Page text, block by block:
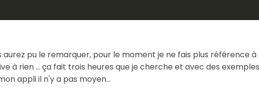
aurez pu le remarquer, pour le moment je ne fais plus référence
à rien ... ça fait trois heures que je cherche et avec des
appli il n'y a pas moyen...